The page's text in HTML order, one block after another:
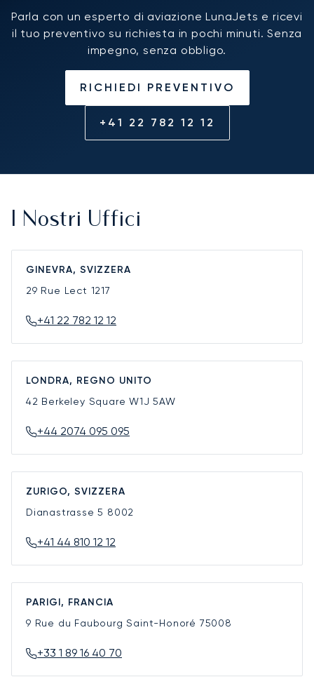
Parla con un esperto di aviazione LunaJets e ricevi
il tuo preventivo su richiesta in pochi minuti. Senza
impegno, senza obbligo.
RICHIEDI PREVENTIVO
+41 22 782 12 12
I Nostri Uffici
GINEVRA, SVIZZERA
29 Rue Lect 1217
+41 22 782 12 12
LONDRA, REGNO UNITO
42 Berkeley SquareW1J 5AW
+44 2074 095 095
ZURIGO, SVIZZERA
Dianastrasse 5 8002
+41 44 810 12 12
PARIGI, FRANCIA
9 Rue du Faubourg Saint-Honoré 75008
+33 1 89 16 40 70